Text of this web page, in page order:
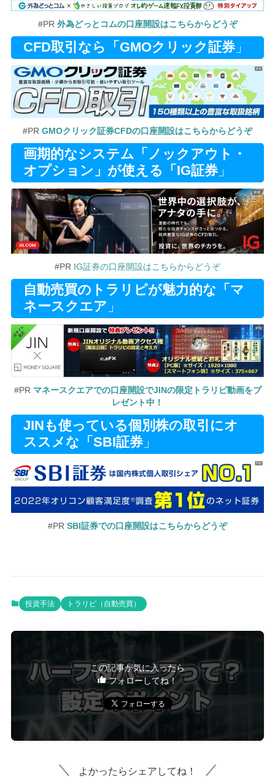
#PR 外為どっとコムの口座開設はこちらからどうぞ
CFD取引なら「GMOクリック証券」
#PR GMOクリック証券CFDの口座開設はこちらからどうぞ
画期的なシステム「ノックアウト・
オプション」が使える「IG証券」
#PR IG証券の口座開設はこちらからどうぞ
自動売買のトラリピが魅力的な「マ
ネースクエア 」
#PR マネースクエアでの口座開設でJINの限定トラリピ動画をプ
レゼント中！
JINも使っている個別株の取引にオ
ススメな「SBI証券」
#PR SBI証券での口座開設はこちらからどうぞ
投資手法 トラリピ（自動売買）
この記事が気に入ったら
フォローしてね！
よかったらシェアしてね！